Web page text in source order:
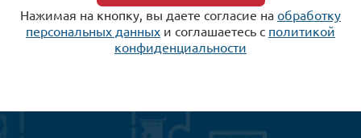
Нажимая на кнопку, вы даете согласие на обработку
персональных данных и соглашаетесь c политикой
конфиденциальности